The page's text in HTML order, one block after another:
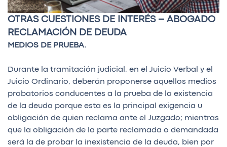
OTRAS CUESTIONES DE INTERÉS – ABOGADO
RECLAMACIÓN DE DEUDA
MEDIOS DE PRUEBA.
Durante la tramitación judicial, en el Juicio Verbal y el
Juicio Ordinario, deberán proponerse aquellos medios
probatorios conducentes a la prueba de la existencia
de la deuda porque esta es la principal exigencia u
obligación de quien reclama ante el Juzgado; mientras
que la obligación de la parte reclamada o demandada
será la de probar la inexistencia de la deuda, bien por